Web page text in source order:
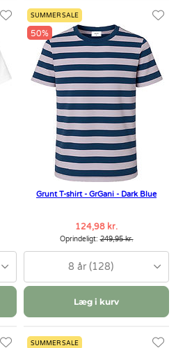
SUMMER SALE
50%
Grunt T-shirt - GrGani - Dark Blue
124,98 kr.
Oprindeligt:249,95 kr.
8 år (128)
Læg i kurv
SUMMER SALE